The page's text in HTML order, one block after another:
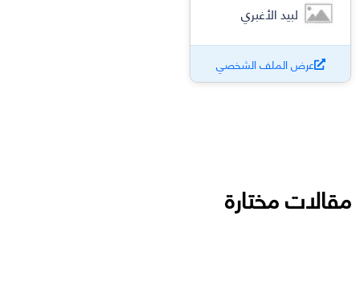
لبيد الأغبري
عرض الملف الشخصي
مقالات مختارة